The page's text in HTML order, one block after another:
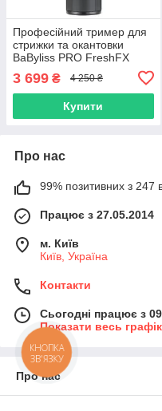
Професійний тример для
стрижки та окантовки
BaByliss PRO FreshFX
3 699 ₴ 4 250 ₴
Купити
Про нас
99% позитивних з 247
Працює з 27.05.2014
м. Київ
Київ, Україна
Контакти
Сьогодні працює з
Показати весь
Про нас
КНОПКА
ЗВ'ЯЗКУ